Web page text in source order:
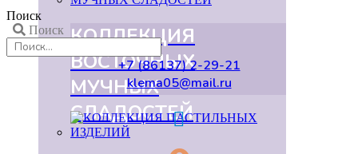
КОЛЛЕКЦИЯ
ВОСТОЧНЫХ
МУЧНЫХ
СЛАДОСТЕЙ
Поиск
Поиск
+7 (86137) 2-29-21
klema05@mail.ru